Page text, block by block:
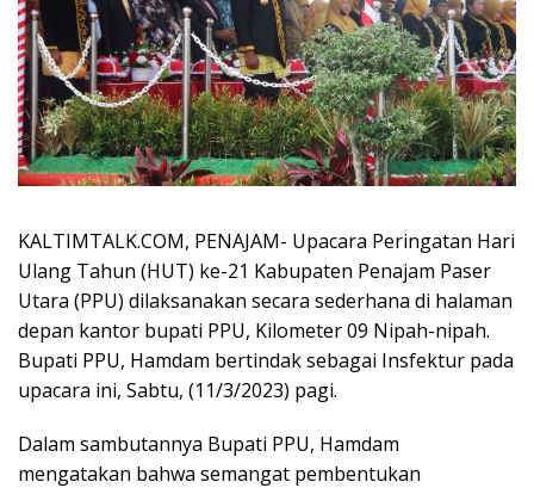
KALTIMTALK.COM, PENAJAM- Upacara Peringatan Hari
Ulang Tahun (HUT) ke-21 Kabupaten Penajam Paser
Utara (PPU) dilaksanakan secara sederhana di halaman
depan kantor bupati PPU, Kilometer 09 Nipah-nipah.
Bupati PPU, Hamdam bertindak sebagai Insfektur pada
upacara ini, Sabtu, (11/3/2023) pagi.
Dalam sambutannya Bupati PPU, Hamdam
mengatakan bahwa semangat pembentukan